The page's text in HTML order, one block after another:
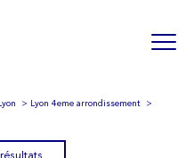
Lyon
Lyon 4eme arrondissement